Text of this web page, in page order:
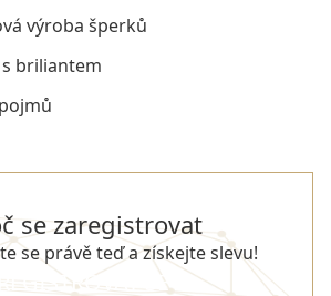
výroba šperků
briliantem
se zaregistrovat
se právě teď a získejte slevu!
SE